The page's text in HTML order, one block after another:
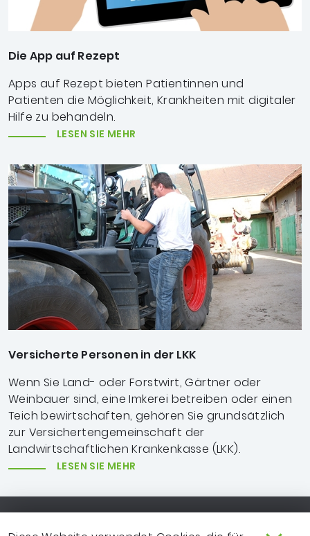
Die App auf Rezept
Apps auf Rezept bieten Patientinnen und
Patienten die Möglichkeit, Krankheiten mit digitaler
Hilfe zu behandeln.
LESEN SIE MEHR
Versicherte Personen in der LKK
Wenn Sie Land- oder Forstwirt, Gärtner oder
Weinbauer sind, eine Imkerei betreiben oder einen
Teich bewirtschaften, gehören Sie grundsätzlich
zur Versichertengemeinschaft der
Landwirtschaftlichen Krankenkasse (LKK).
LESEN SIE MEHR
SO ERREICHEN SIE UNS EXTRANET